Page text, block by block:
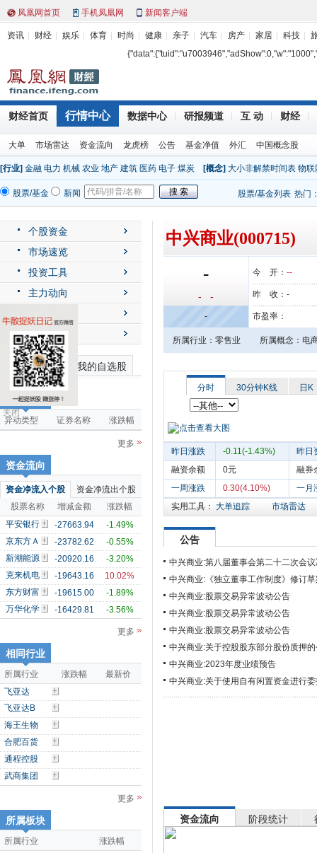
关闭
凤凰网首页 手机凤凰网 新闻客户端
资讯 财经 娱乐 体育 时尚 健康 亲子 汽车 房产 家居 科技
财经首页 行情中心 数据中心 研报频道 互 动 财经
大单 市场雷达 资金流向 龙虎榜 公告 基金净值 外汇 中国概念股
[行业] 金融 电力 机械 农业 地产 建筑 医药 电子 煤炭 [概念] 大小非解禁时间表 物联
股票/基金 新闻 股票/基金列表 热门
个股资金
市场速览
投资工具
主力动向
送配解禁
最近浏览个股 我的自选股
市场雷达
异动类型 证券名称 涨跌幅
更多
资金流向
资金净流入个股
资金净流出个股
股票名称
增减金额
涨跌幅
平安银行
-27663.94
-1.49%
京东方Ａ
-23782.62
-0.55%
新潮能源
-20920.16
-3.20%
克来机电
-19643.16
10.02%
东方财富
-19615.00
-1.89%
万华化学
-16429.81 -3.56%
更多
相同行业
所属行业 涨跌幅
最新价
飞亚达
飞亚达B
海王生物
合肥百货
通程控股
武商集团
更多
所属板块
所属行业
涨跌幅
中兴商业(000715)
-
- -
-
今 开： --
昨 收： -
市盈率：
所属行业：零售业 所属概念：电
分时 30分钟K线 日K
昨日涨跌 -0.11(-1.43%)
昨日
融资余额
0元
融券
一周涨跌
0.30(4.10%)
一月
实用工具： 大单追踪 市场雷达
公告
中兴商业:第八届董事会第二十二次会
中兴商业:《独立董事工作制度》修订
中兴商业:股票交易异常波动公告
中兴商业:股票交易异常波动公告
中兴商业:股票交易异常波动公告
中兴商业:关于控股股东部分股份质押
中兴商业:2023年度业绩预告
中兴商业:关于使用自有闲置资金进行
资金流向 阶段统计